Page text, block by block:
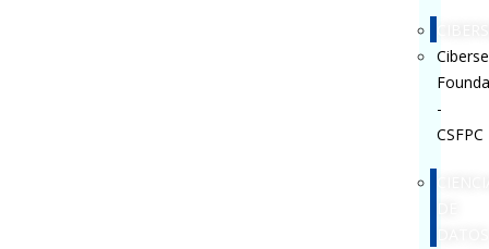
-
CSFPC
DE
DATOS